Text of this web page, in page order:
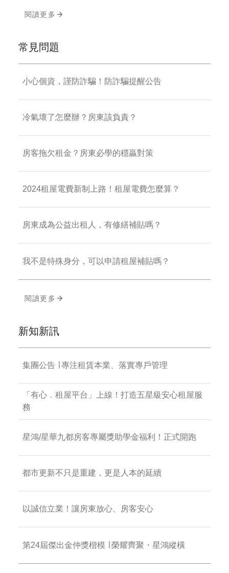
閱讀更多
常見問題
小心個資，謹防詐騙！防詐騙提醒公告
冷氣壞了怎麼辦？房東該負責？
房客拖欠租金？房東必學的穩贏對策
2024租屋電費新制上路！租屋電費怎麼算？
房東成為公益出租人，有修繕補貼嗎？
我不是特殊身分，可以申請租屋補貼嗎？
閱讀更多
新知新訊
集團公告 ∣ 專注租賃本業、落實專戶管理
「有心．租屋平台」上線！打造五星級安心租屋服
務
星鴻/星華九都房客專屬獎助學金福利！正式開跑
都市更新不只是重建，更是人本的延續
以誠信立業！讓房東放心、房客安心
第24屆傑出金仲獎楷模 ∣ 榮耀齊聚・星鴻縱橫